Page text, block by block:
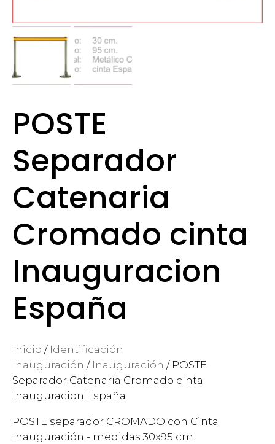
POSTE
Separador
Catenaria
Cromado cinta
Inauguracion
España
Inicio / Identificación
Inauguración / Inauguración / POSTE
Separador Catenaria Cromado cinta
Inauguracion España
POSTE separador CROMADO con Cinta
Inauguración - medidas 30x95 cm.